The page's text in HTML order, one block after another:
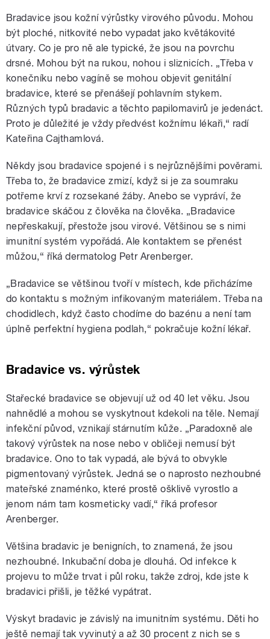
Bradavice jsou kožní výrůstky virového původu. Mohou
být ploché, nitkovité nebo vypadat jako květákovité
útvary. Co je pro ně ale typické, že jsou na povrchu
drsné. Mohou být na rukou, nohou i sliznicích. „Třeba v
konečníku nebo vagíně se mohou objevit genitální
bradavice, které se přenášejí pohlavním stykem.
Různých typů bradavic a těchto papilomavirů je jedenáct.
Proto je důležité je vždy předvést kožnímu lékaři,“ radí
Kateřina Cajthamlová.
Někdy jsou bradavice spojené i s nejrůznějšími pověrami.
Třeba to, že bradavice zmizí, když si je za soumraku
potřeme krví z rozsekané žáby. Anebo se vypráví, že
bradavice skáčou z člověka na člověka. „Bradavice
nepřeskakují, přestože jsou virové. Většinou se s nimi
imunitní systém vypořádá. Ale kontaktem se přenést
můžou,“ říká dermatolog Petr Arenberger.
„Bradavice se většinou tvoří v místech, kde přicházíme
do kontaktu s možným infikovaným materiálem. Třeba na
chodidlech, když často chodíme do bazénu a není tam
úplně perfektní hygiena podlah,“ pokračuje kožní lékař.
Bradavice vs. výrůstek
Stařecké bradavice se objevují už od 40 let věku. Jsou
nahnědlé a mohou se vyskytnout kdekoli na těle. Nemají
infekční původ, vznikají stárnutím kůže. „Paradoxně ale
takový výrůstek na nose nebo v obličeji nemusí být
bradavice. Ono to tak vypadá, ale bývá to obvykle
pigmentovaný výrůstek. Jedná se o naprosto nezhoubné
mateřské znaménko, které prostě ošklivě vyrostlo a
jenom nám tam kosmeticky vadí,“ říká profesor
Arenberger.
Většina bradavic je benigních, to znamená, že jsou
nezhoubné. Inkubační doba je dlouhá. Od infekce k
projevu to může trvat i půl roku, takže zdroj, kde jste k
bradavici přišli, je těžké vypátrat.
Výskyt bradavic je závislý na imunitním systému. Děti ho
ještě nemají tak vyvinutý a až 30 procent z nich se s